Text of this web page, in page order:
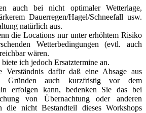
auch bei nicht optimaler Wetterlage,
Dauerregen/Hagel/Schneefall usw.
natürlich aus.
die Locations nur unter erhöhtem Risiko
Wetterbedingungen (evtl. auch
wären.
ich jedoch Ersatztermine an.
Verständnis dafür daß eine Absage aus
Gründen auch kurzfristig vor dem
erfolgen kann, bedenken Sie das bei
von Übernachtung oder anderen
die nicht Bestandteil dieses Workshops